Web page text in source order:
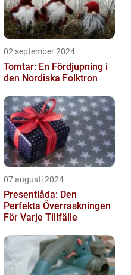
02 september 2024
Tomtar: En Fördjupning i
den Nordiska Folktron
07 augusti 2024
Presentlåda: Den
Perfekta Överraskningen
För Varje Tillfälle